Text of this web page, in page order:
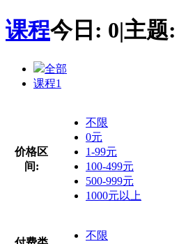
课程今日: 0|主题:
全部
课程1
价格区
间:
不限
0元
1-99元
100-499元
500-999元
1000元以上
不限